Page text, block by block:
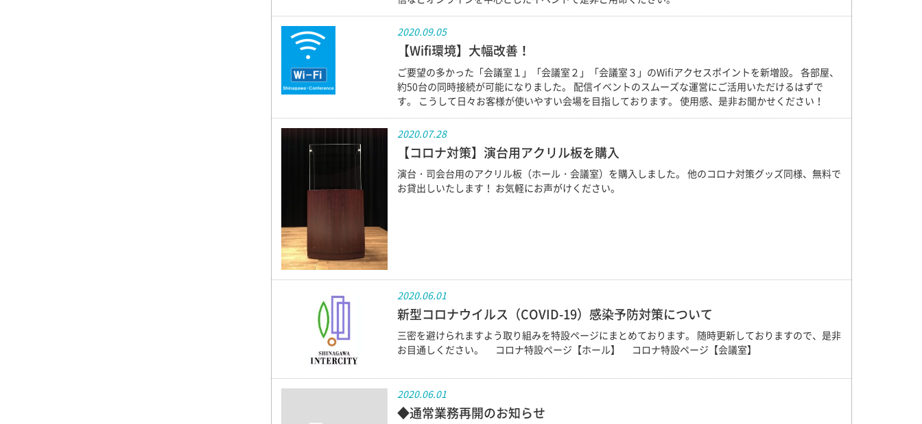
2020.09.05
【Wifi環境】大幅改善！
ご要望の多かった「会議室１」「会議室２」「会議室３」のWifiアクセスポイントを新増設。 各部屋、
約50台の同時接続が可能になりました。 配信イベントのスムーズな運営にご活用いただけるはずで
す。 こうして日々お客様が使いやすい会場を目指しております。 使用感、是非お聞かせください！
2020.07.28
【コロナ対策】演台用アクリル板を購入
演台・司会台用のアクリル板（ホール・会議室）を購入しました。 他のコロナ対策グッズ同様、無料で
お貸出しいたします！ お気軽にお声がけください。
2020.06.01
新型コロナウイルス（COVID-19）感染予防対策について
三密を避けられますよう取り組みを特設ページにまとめております。 随時更新しておりますので、是非
お目通しください。 コロナ特設ページ【ホール】 コロナ特設ページ【会議室】
2020.06.01
◆通常業務再開のお知らせ